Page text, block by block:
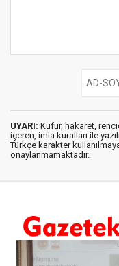
UYARI: Küfür, hakaret,
içeren, imla kuralları ile
Türkçe karakter
onaylanmamaktadır.